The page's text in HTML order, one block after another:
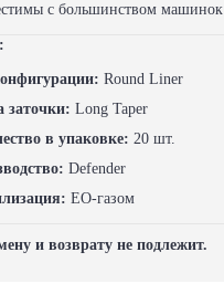
с большинством машинок
Round Liner
заточки: Long Taper
в упаковке: 20 шт.
Defender
EO-газом
и возврату не подлежит.